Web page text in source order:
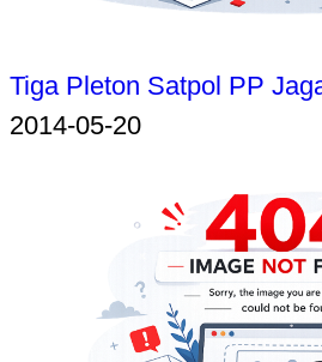
Tiga Pleton Satpol PP
2014-05-20